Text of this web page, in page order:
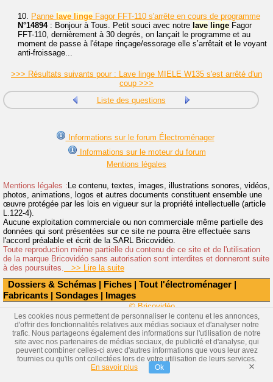
Dossiers & Schémas | Fiches | Tout l'électroménager |
Fabricants | Sondages | Images
10. Panne lave linge Fagor FFT-110 s'arrête en cours de programme
N°14894: Bonjour à Tous. Petit souci avec notre lave linge Fagor
FFT-110, dernièrement à 30 degrés, on lançait le programme et au
moment de passe à l'étape rinçage/essorage elle s’arrêtait et le voyant
anti-froissage...
>>> Résultats suivants pour : Lave linge MIELE W135 s'est arrêté d'un
coup >>>
Liste des questions
Informations sur le forum Électroménager
Informations sur le moteur du forum
Mentions légales
Mentions légales :Le contenu, textes, images, illustrations sonores, vidéos,
photos, animations, logos et autres documents constituent ensemble une
œuvre protégée par les lois en vigueur sur la propriété intellectuelle (article
L.122-4).
Aucune exploitation commerciale ou non commerciale même partielle des
données qui sont présentées sur ce site ne pourra être effectuée sans
l'accord préalable et écrit de la SARL Bricovidéo.
Toute reproduction même partielle du contenu de ce site et de l'utilisation
de la marque Bricovidéo sans autorisation sont interdites et donneront suite
à des poursuites.
>> Lire la suite
© Bricovidéo
Les cookies nous permettent de personnaliser le contenu et les annonces,
d'offrir des fonctionnalités relatives aux médias sociaux et d'analyser notre
trafic. Nous partageons également des informations sur l'utilisation de notre
site avec nos partenaires de médias sociaux, de publicité et d'analyse, qui
peuvent combiner celles-ci avec d'autres informations que vous leur avez
fournies ou qu'ils ont collectées lors de votre utilisation de leurs services.
En savoir plus
Ok ×